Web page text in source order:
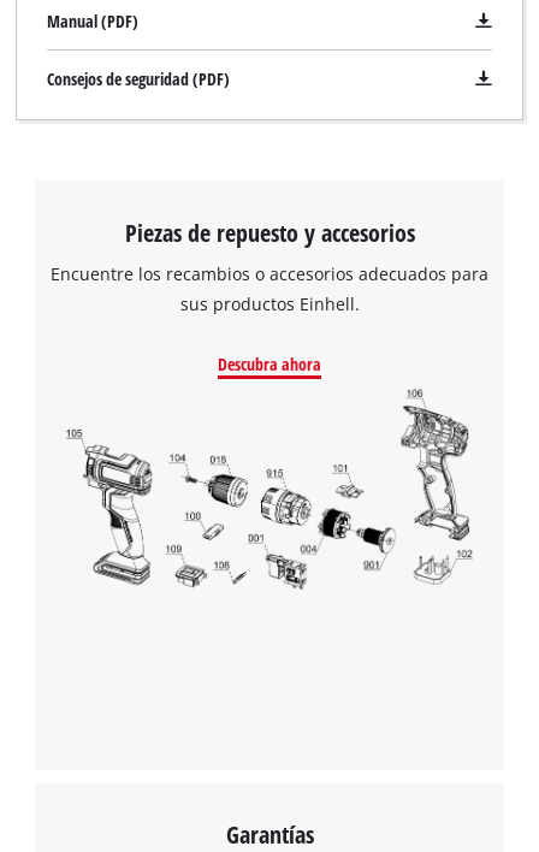
¡Necesitamos su consentimiento para
cargar el servicio Google Maps!
This content is not permitted to load due
Powered byUsercentrics Consent
Management Platform
Manual (PDF)
Consejos de seguridad (PDF)
Piezas de repuesto y accesorios
Encuentre los recambios o accesorios adecuados para
sus productos Einhell.
Descubra ahora
Garantías